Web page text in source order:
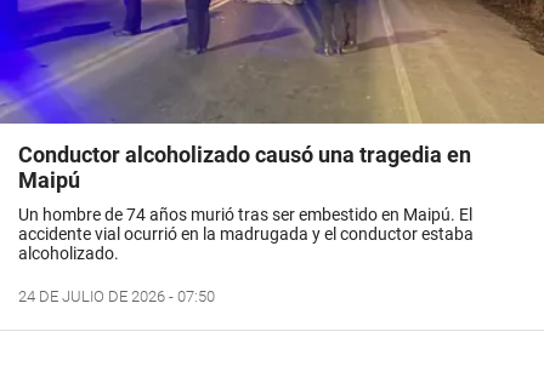
Conductor alcoholizado causó una tragedia en
Maipú
Un hombre de 74 años murió tras ser embestido en Maipú. El
accidente vial ocurrió en la madrugada y el conductor estaba
alcoholizado.
24 DE JULIO DE 2026 - 07:50